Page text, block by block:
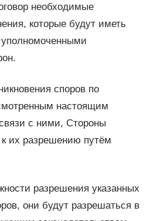
необходимые
которые будут иметь
споров по
настоящим
с ними, Стороны
их разрешению путём
разрешения указанных
они будут разрешаться в